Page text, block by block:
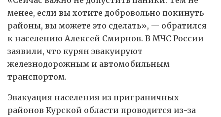
менее, если вы хотите добровольно покинуть
районы, вы можете это сделать», — обратился
к населению Алексей Смирнов. В МЧС России
заявили, что курян эвакуируют
железнодорожным и автомобильным
транспортом.
Эвакуация населения из приграничных
районов Курской области проводится из-за